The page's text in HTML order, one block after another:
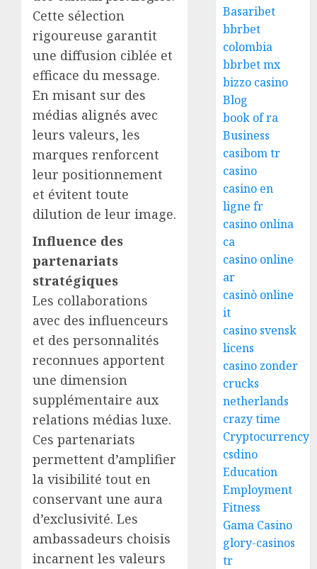
Cette sélection
rigoureuse garantit
une diffusion ciblée et
efficace du message.
En misant sur des
médias alignés avec
leurs valeurs, les
marques renforcent
leur positionnement
et évitent toute
dilution de leur image.
Influence des
partenariats
stratégiques
Les collaborations
avec des influenceurs
et des personnalités
reconnues apportent
une dimension
supplémentaire aux
relations médias luxe.
Ces partenariats
permettent d’amplifier
la visibilité tout en
conservant une aura
d’exclusivité. Les
ambassadeurs choisis
incarnent les valeurs
Basaribet
bbrbet
colombia
bbrbet mx
bizzo casino
Blog
book of ra
Business
casibom tr
casino
casino en
ligne fr
casino onlina
ca
casino online
ar
casinò online
it
casino svensk
licens
casino zonder
crucks
netherlands
crazy time
Cryptocurrency
csdino
Education
Employment
Fitness
Gama Casino
glory-casinos
tr